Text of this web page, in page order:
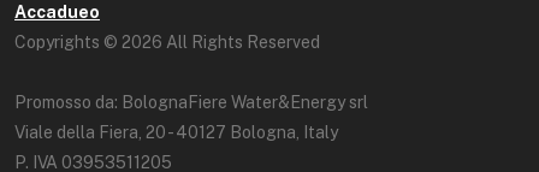
Accadueo
Copyrights © 2026 All Rights Reserved
Promosso da: BolognaFiere Water&Energy srl
Viale della Fiera, 20 - 40127 Bologna, Italy
P. IVA 03953511205